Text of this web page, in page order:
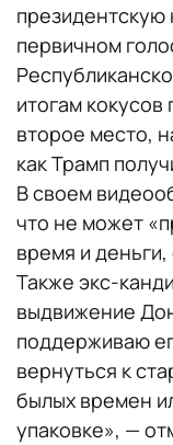
первичном
итогам
второе место,
как Трамп
В своем
что не может
время и
Также экс-
выдвижение
поддерживаю
вернуться к
былых времен
упаковке», —